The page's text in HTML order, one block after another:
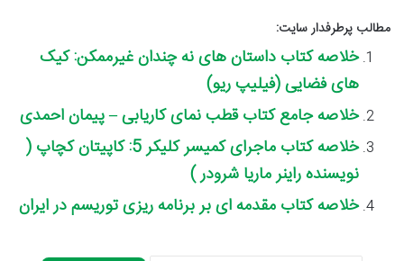
مطالب پرطرفدار سایت:
خلاصه کتاب داستان های نه چندان غیرممکن: کیک
های فضایی (فیلیپ ریو)
خلاصه جامع کتاب قطب نمای کاریابی – پیمان احمدی
خلاصه کتاب ماجرای کمیسر کلیکر 5: کاپیتان کچاپ (
نویسنده راینر ماریا شرودر )
خلاصه کتاب مقدمه ای بر برنامه ریزی توریسم در ایران